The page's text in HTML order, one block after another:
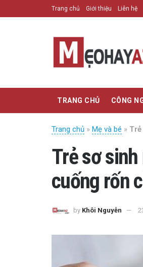
Trang chủ Giới thiệu Liên hệ
TRANG CHỦ CÔNG
Trang chủ » Mẹ và bé »
Trẻ sơ
cuống rốn
by Khôi Nguyễn